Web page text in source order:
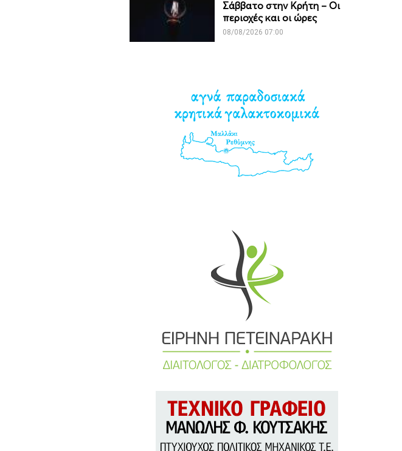
Σάββατο στην Κρήτη – Οι
περιοχές και οι ώρες
08/08/2026 07:00